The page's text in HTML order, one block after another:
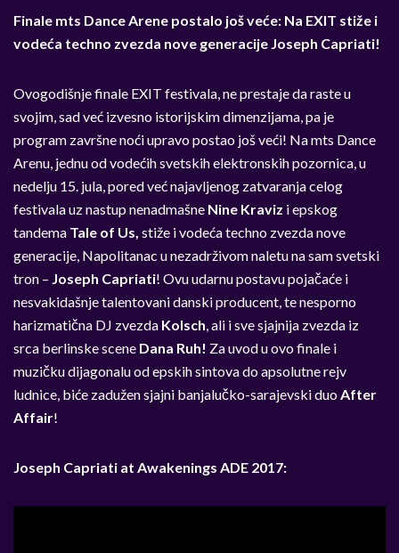
Finale mts Dance Arene postalo još veće: Na EXIT stiže i
vodeća techno zvezda nove generacije Joseph Capriati!
Ovogodišnje finale EXIT festivala, ne prestaje da raste u
svojim, sad već izvesno istorijskim dimenzijama, pa je
program završne noći upravo postao još veći! Na mts Dance
Arenu, jednu od vodećih svetskih elektronskih pozornica, u
nedelju 15. jula, pored već najavljenog zatvaranja celog
festivala uz nastup nenadmašne Nine Kraviz i epskog
tandema Tale of Us, stiže i vodeća techno zvezda nove
generacije, Napolitanac u nezadrživom naletu na sam svetski
tron – Joseph Capriati! Ovu udarnu postavu pojačaće i
nesvakidašnje talentovani danski producent, te nesporno
harizmatična DJ zvezda Kolsch , ali i sve sjajnija zvezda iz
srca berlinske scene Dana Ruh! Za uvod u ovo finale i
muzičku dijagonalu od epskih sintova do apsolutne rejv
ludnice, biće zadužen sjajni banjalučko-sarajevski duo After
Affair!
Joseph Capriati at Awakenings ADE 2017: